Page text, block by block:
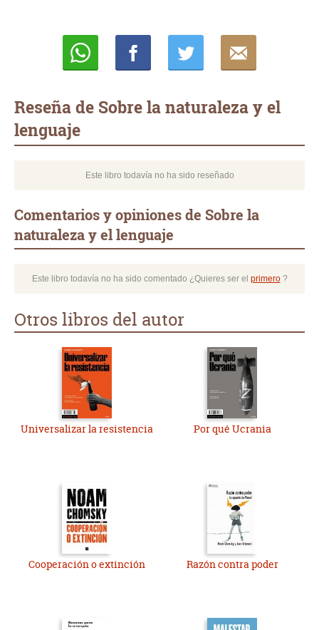
Reseña de Sobre la naturaleza y el
lenguaje
Este libro todavía no ha sido reseñado
Comentarios y opiniones de Sobre la
naturaleza y el lenguaje
Este libro todavía no ha sido comentado ¿Quieres ser el primero?
Otros libros del autor
Universalizar la resistencia Por qué Ucrania
Cooperación o extinción Razón contra poder